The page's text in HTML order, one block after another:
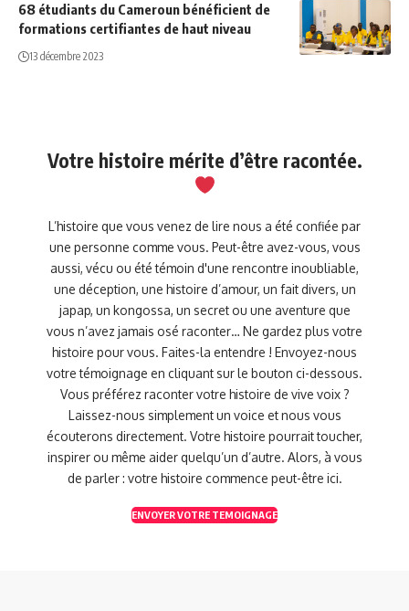
68 étudiants du Cameroun bénéficient de
formations certifiantes de haut niveau
13 décembre 2023
Votre histoire mérite d’être racontée.
L’histoire que vous venez de lire nous a été confiée par
une personne comme vous. Peut-être avez-vous, vous
aussi, vécu ou été témoin d'une rencontre inoubliable,
une déception, une histoire d’amour, un fait divers, un
japap, un kongossa, un secret ou une aventure que
vous n’avez jamais osé raconter… Ne gardez plus votre
histoire pour vous. Faites-la entendre ! Envoyez-nous
votre témoignage en cliquant sur le bouton ci-dessous.
Vous préférez raconter votre histoire de vive voix ?
Laissez-nous simplement un voice et nous vous
écouterons directement. Votre histoire pourrait toucher,
inspirer ou même aider quelqu’un d’autre. Alors, à vous
de parler : votre histoire commence peut-être ici.
ENVOYER VOTRE TEMOIGNAGE